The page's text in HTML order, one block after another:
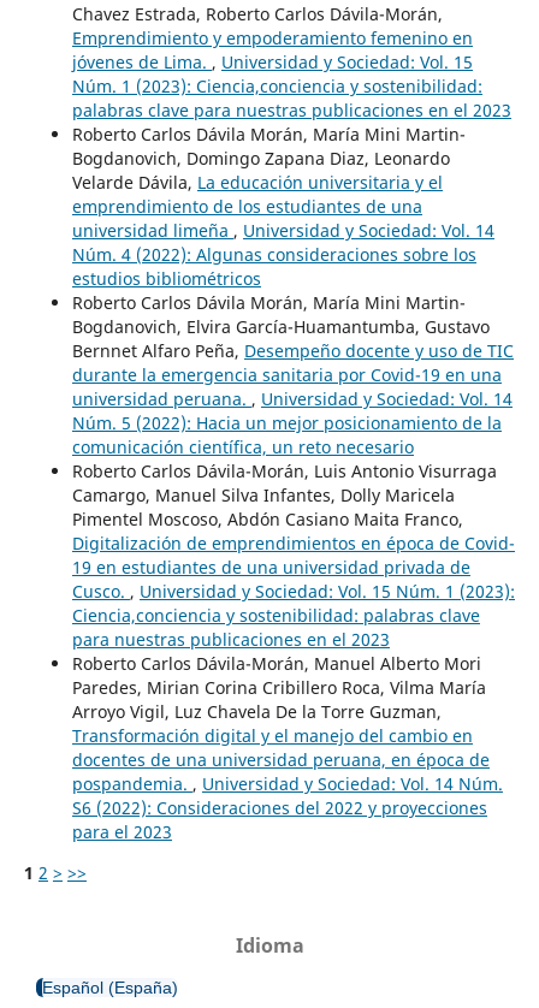
Chavez Estrada, Roberto Carlos Dávila-Morán,
Emprendimiento y empoderamiento femenino en
jóvenes de Lima. , Universidad y Sociedad: Vol. 15
Núm. 1 (2023): Ciencia,conciencia y sostenibilidad:
palabras clave para nuestras publicaciones en el 2023
Roberto Carlos Dávila Morán, María Mini Martin-
Bogdanovich, Domingo Zapana Diaz, Leonardo
Velarde Dávila, La educación universitaria y el
emprendimiento de los estudiantes de una
universidad limeña , Universidad y Sociedad: Vol. 14
Núm. 4 (2022): Algunas consideraciones sobre los
estudios bibliométricos
Roberto Carlos Dávila Morán, María Mini Martin-
Bogdanovich, Elvira García-Huamantumba, Gustavo
Bernnet Alfaro Peña, Desempeño docente y uso de TIC
durante la emergencia sanitaria por Covid-19 en una
universidad peruana. , Universidad y Sociedad: Vol. 14
Núm. 5 (2022): Hacia un mejor posicionamiento de la
comunicación científica, un reto necesario
Roberto Carlos Dávila-Morán, Luis Antonio Visurraga
Camargo, Manuel Silva Infantes, Dolly Maricela
Pimentel Moscoso, Abdón Casiano Maita Franco,
Digitalización de emprendimientos en época de Covid-
19 en estudiantes de una universidad privada de
Cusco. , Universidad y Sociedad: Vol. 15 Núm. 1 (2023):
Ciencia,conciencia y sostenibilidad: palabras clave
para nuestras publicaciones en el 2023
Roberto Carlos Dávila-Morán, Manuel Alberto Mori
Paredes, Mirian Corina Cribillero Roca, Vilma María
Arroyo Vigil, Luz Chavela De la Torre Guzman,
Transformación digital y el manejo del cambio en
docentes de una universidad peruana, en época de
pospandemia. , Universidad y Sociedad: Vol. 14 Núm.
S6 (2022): Consideraciones del 2022 y proyecciones
para el 2023
1 2 > >>
Idioma
Español (España)